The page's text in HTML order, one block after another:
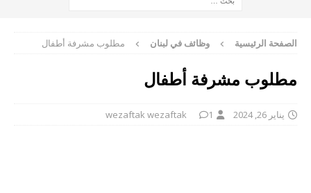
الصفحة الرئيسية وظائف في لبنان مطلوب مشرفة أطفال
مطلوب مشرفة أطفال
يناير 26, 2024 wezaftak wezaftak 1